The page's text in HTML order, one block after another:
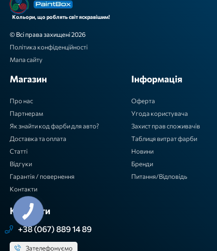
Кольори, що роблять світ яскравішим!
© Всі права захищені 2026
Політика конфіденційності
Мапа сайту
Магазин
Про нас
Партнерам
Як знайти код фарби для авто?
Доставка та оплата
Статті
Відгуки
Гарантія / повернення
Контакти
Інформація
Оферта
Угода користувача
Захист прав споживачів
Таблиця витрат фарби
Новини
Бренди
Питання/Відповідь
Контакти
+38 (067) 889 14 89
Зателефонуємо